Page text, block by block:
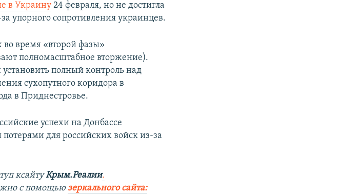
в Украину 24 февраля, но не достигла
упорного сопротивления украинцев.
во время «второй фазы»
полномасштабное вторжение).
полный контроль над
сухопутного коридора в
в Приднестровье.
успехи на Донбассе
для российских войск из-за
ксайтуКрым.Реалии.
с помощьюзеркального сайта: